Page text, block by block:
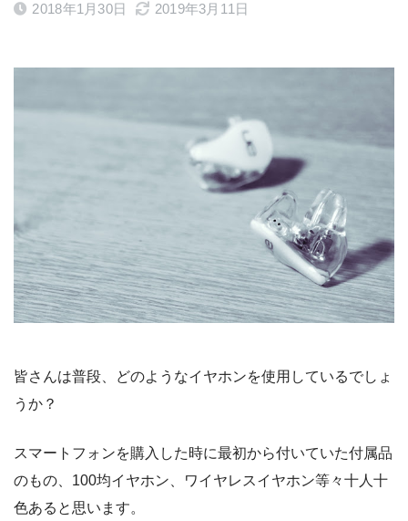
2018年1月30日 2019年3月11日
皆さんは普段、どのようなイヤホンを使用しているでしょ
うか？
スマートフォンを購入した時に最初から付いていた付属品
のもの、100均イヤホン、ワイヤレスイヤホン等々十人十
色あると思います。